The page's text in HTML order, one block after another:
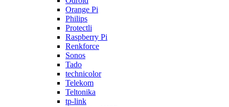
Orange Pi
Philips
Protectli
Raspberry Pi
Renkforce
Sonos
Tado
technicolor
Telekom
Teltonika
tp-link